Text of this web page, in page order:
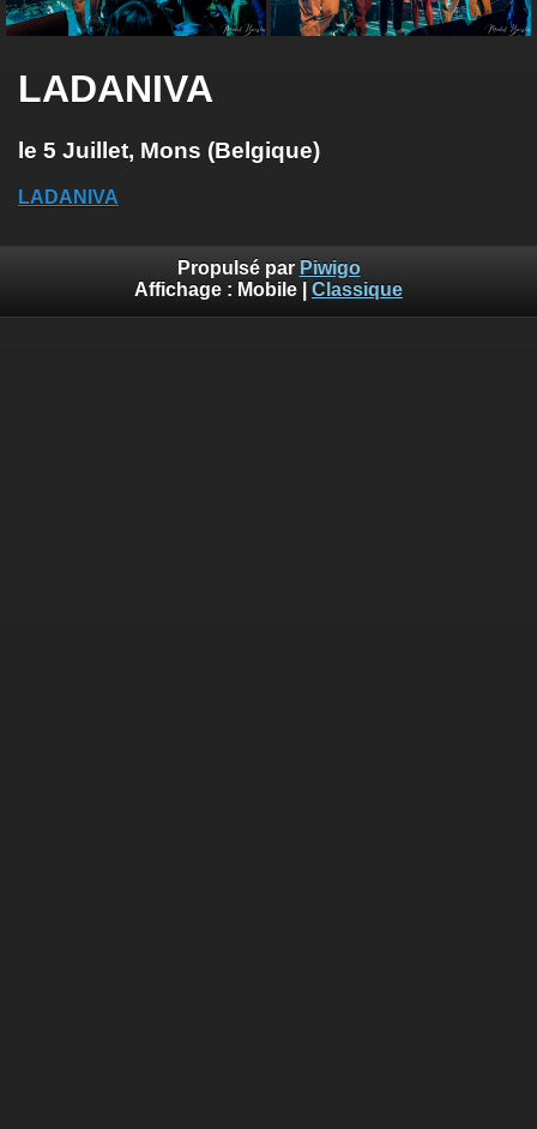
LADANIVA
le 5 Juillet, Mons (Belgique)
LADANIVA
Propulsé par Piwigo
Affichage : Mobile Classique